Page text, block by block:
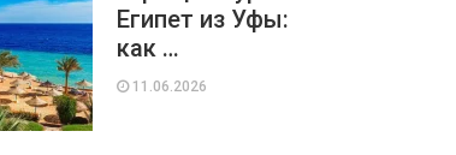
Египет из Уфы:
как …
11.06.2026